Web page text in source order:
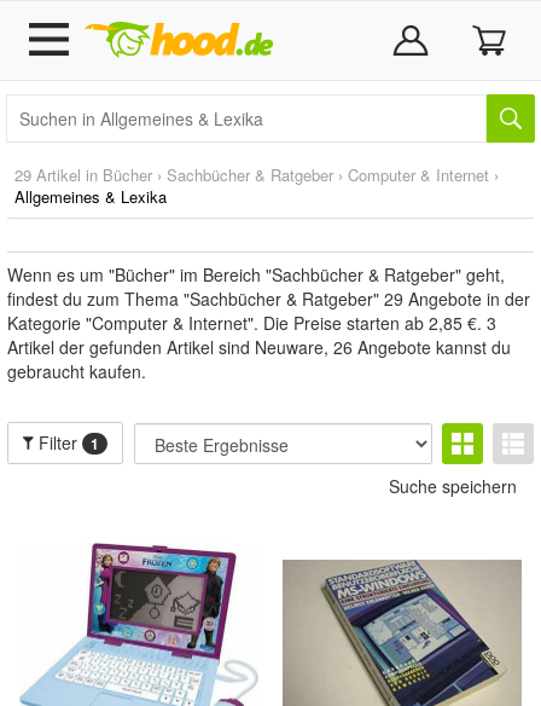
29 Artikel in Bücher › Sachbücher & Ratgeber › Computer & Internet ›
Allgemeines & Lexika
Wenn es um "Bücher" im Bereich "Sachbücher & Ratgeber" geht,
findest du zum Thema "Sachbücher & Ratgeber" 29 Angebote in der
Kategorie "Computer & Internet". Die Preise starten ab 2,85 €. 3
Artikel der gefunden Artikel sind Neuware, 26 Angebote kannst du
gebraucht kaufen.
Filter 1
Suche speichern